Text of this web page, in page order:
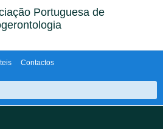
Portuguesa de
Contactos